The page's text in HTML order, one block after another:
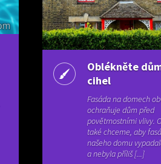
Oblékněte
cihel
Fasáda na domech
ochraňuje dům před
povětrnostními vlivy.
také chceme, aby
našeho domu
a nebyla příliš [...]